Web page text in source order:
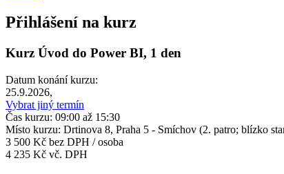
Přihlášení na kurz
Kurz Úvod do Power BI, 1 den
Datum konání kurzu:
25.9.2026,
Vybrat jiný termín
Čas kurzu: 09:00 až 15:30
Místo kurzu: Drtinova 8, Praha 5 - Smíchov (2. patro; blízko
3 500 Kč bez DPH / osoba
4 235 Kč vč. DPH